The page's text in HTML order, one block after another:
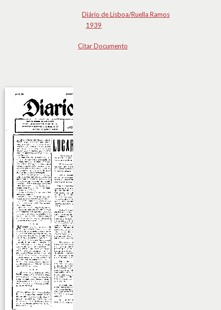
Diário de Lisboa/Ruella Ramos
1939
Citar Documento